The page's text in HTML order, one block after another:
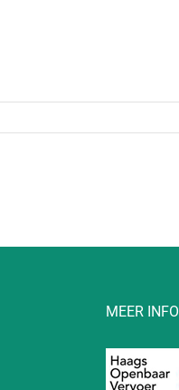
MEER INFO